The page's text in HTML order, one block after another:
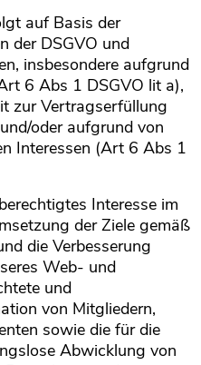
auf Basis der
der DSGVO und
insbesondere aufgrund
6 Abs 1 DSGVO lit a),
zur Vertragserfüllung
oder aufgrund von
Interessen (Art 6 Abs 1
Interesse im
der Ziele gemäß
die Verbesserung
Web- und
und
von Mitgliedern,
sowie die für die
Abwicklung von